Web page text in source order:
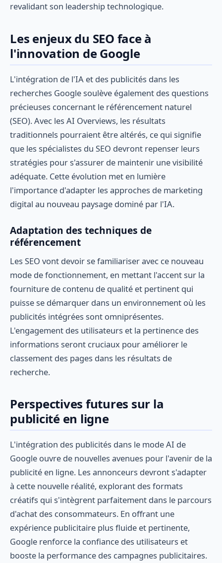
revalidant son leadership technologique.
Les enjeux du SEO face à
l'innovation de Google
L'intégration de l'IA et des publicités dans les
recherches Google soulève également des questions
précieuses concernant le référencement naturel
(SEO). Avec les AI Overviews, les résultats
traditionnels pourraient être altérés, ce qui signifie
que les spécialistes du SEO devront repenser leurs
stratégies pour s'assurer de maintenir une visibilité
adéquate. Cette évolution met en lumière
l'importance d'adapter les approches de marketing
digital au nouveau paysage dominé par l'IA.
Adaptation des techniques de
référencement
Les SEO vont devoir se familiariser avec ce nouveau
mode de fonctionnement, en mettant l'accent sur la
fourniture de contenu de qualité et pertinent qui
puisse se démarquer dans un environnement où les
publicités intégrées sont omniprésentes.
L'engagement des utilisateurs et la pertinence des
informations seront cruciaux pour améliorer le
classement des pages dans les résultats de
recherche.
Perspectives futures sur la
publicité en ligne
L'intégration des publicités dans le mode AI de
Google ouvre de nouvelles avenues pour l'avenir de la
publicité en ligne. Les annonceurs devront s'adapter
à cette nouvelle réalité, explorant des formats
créatifs qui s'intègrent parfaitement dans le parcours
d'achat des consommateurs. En offrant une
expérience publicitaire plus fluide et pertinente,
Google renforce la confiance des utilisateurs et
booste la performance des campagnes publicitaires.